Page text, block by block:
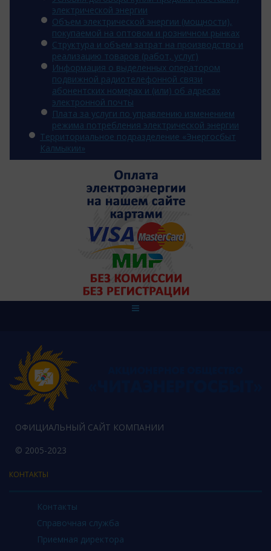
электрической энергии
Объем электрической энергии (мощности),
покупаемой на оптовом и розничном рынках
Структура и объем затрат на производство и
реализацию товаров (работ, услуг)
Информация о выделенных оператором
подвижной радиотелефонной связи
абонентских номерах и (или) об адресах
электронной почты
Плата за услуги по управлению изменением
режима потребления электрической энергии
Территориальное подразделение «Энергосбыт
Калмыкии»
ОФИЦИАЛЬНЫЙ САЙТ КОМПАНИИ
© 2005-2023
КОНТАКТЫ
Контакты
Справочная служба
Приемная директора